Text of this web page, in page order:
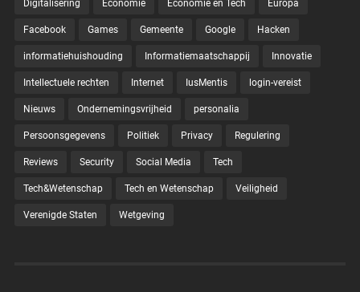
Digitalisering Economie Economie en Tech Europa
Facebook Games Gemeente Google Hacken
informatiehuishouding Informatiemaatschappij Innovatie
Intellectuele rechten Internet IusMentis login-vereist
Nieuws Ondernemingsvrijheid personalia
Persoonsgegevens Politiek Privacy Regulering
Reviews Security Social Media Tech
Tech&Wetenschap Tech en Wetenschap Veiligheid
Verenigde Staten Wetgeving